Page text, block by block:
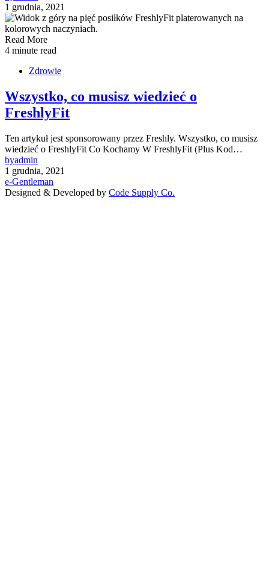
1 grudnia, 2021
Read More
4 minute read
Zdrowie
Wszystko, co musisz wiedzieć o
FreshlyFit
Ten artykuł jest sponsorowany przez Freshly. Wszystko, co musisz
wiedzieć o FreshlyFit Co Kochamy W FreshlyFit (Plus Kod…
byadmin
1 grudnia, 2021
e-Gentleman
Designed & Developed by Code Supply Co.